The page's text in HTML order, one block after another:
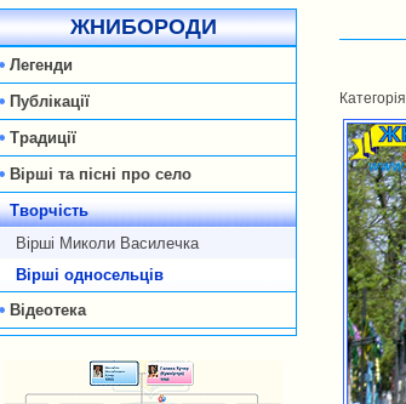
ЖНИБОРОДИ
Легенди
Публікації
Традиції
Вірші та пісні про село
Творчість
Вірші Миколи Василечка
Вірші односельців
Відеотека